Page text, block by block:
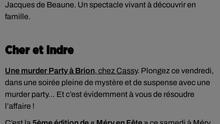
Jacques de Beaune. Un spectacle vivant à découvrir en
famille.
Cher et Indre
Une murder Party à Brion, chez Cassy. Plongez ce vendredi,
dans une soirée pleine de mystère et de suspense avec une
murder party… Et c’est évidemment à vous de résoudre
l’affaire !